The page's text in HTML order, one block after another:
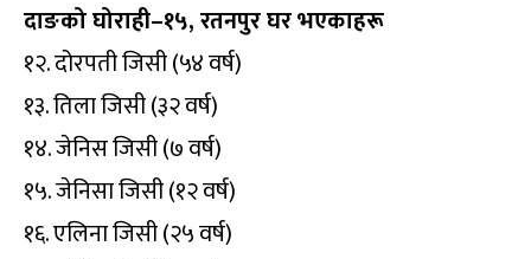
दाङको घोराही–१५, रतनपुर घर भएकाहरू
१२. दोरपती जिसी (५४ वर्ष)
१३. तिला जिसी (३२ वर्ष)
१४. जेनिस जिसी (७ वर्ष)
१५. जेनिसा जिसी (१२ वर्ष)
१६. एलिना जिसी (२५ वर्ष)